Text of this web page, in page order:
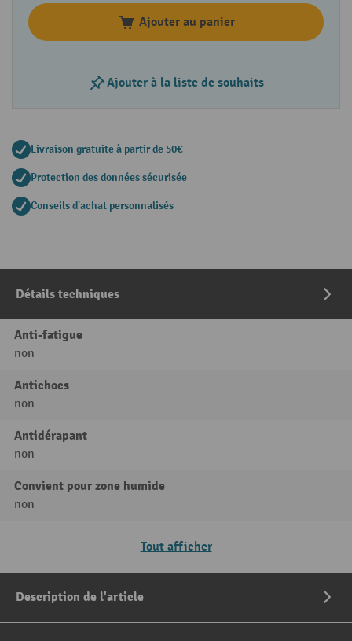
Ajouter au panier
Ajouter à la liste de souhaits
Livraison gratuite à partir de 50€
Protection des données sécurisée
Conseils d'achat personnalisés
Détails techniques
Anti-fatigue
non
Antichocs
non
Antidérapant
non
Convient pour zone humide
non
Tout afficher
Description de l'article